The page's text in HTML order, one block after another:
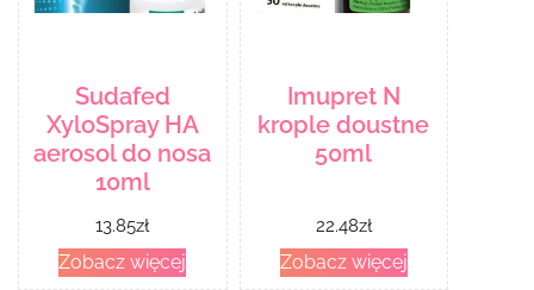
Sudafed
XyloSpray HA
aerosol do nosa
10ml
13.85zł
Zobacz więcej
Imupret N
krople doustne
50ml
22.48zł
Zobacz więcej